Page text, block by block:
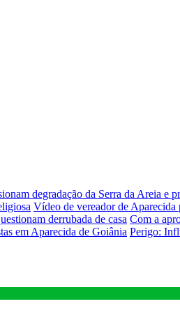
degradação da Serra da Areia e
Vídeo de vereador de Aparecida
derrubada de casa Com a
em Aparecida de Goiânia Perigo: